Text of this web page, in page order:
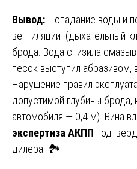
Вывод: Попадание воды и
вентиляции (дыхательный
брода. Вода снизила
песок выступил абразивом,
Нарушение правил
допустимой глубины брода,
автомобиля — 0,4 м). Вина
экспертиза АКПП
дилера. 🏞️